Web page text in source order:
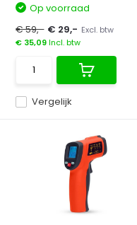
Vergelijk
Op voorraad
€ 59,- € 29,- Excl. btw
€ 35,09Incl. btw